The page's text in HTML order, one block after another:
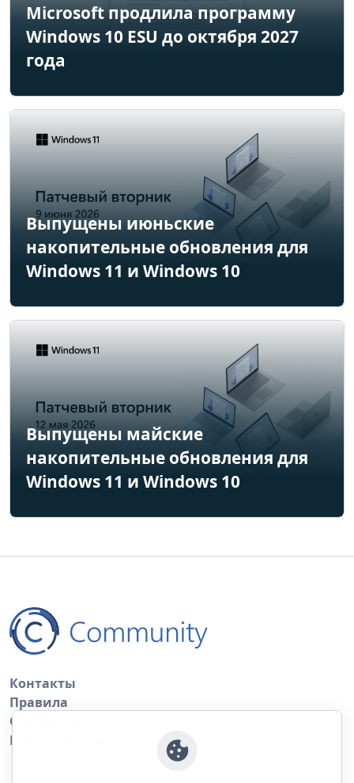
Microsoft продлила программу
Windows 10 ESU до октября 2027
года
Выпущены июньские
накопительные обновления для
Windows 11 и Windows 10
Выпущены майские
накопительные обновления для
Windows 11 и Windows 10
Контакты
Правила
Обратная связь
Правила копирования материалов